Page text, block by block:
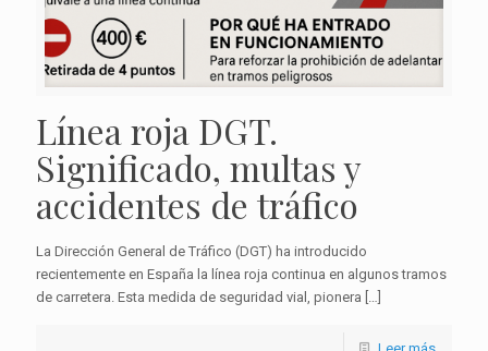
Línea roja DGT.
Significado, multas y
accidentes de tráfico
La Dirección General de Tráfico (DGT) ha introducido
recientemente en España la línea roja continua en algunos tramos
de carretera. Esta medida de seguridad vial, pionera